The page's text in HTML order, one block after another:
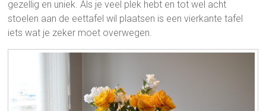
gezellig en uniek. Als je veel plek hebt en tot wel acht
stoelen aan de eettafel wil plaatsen is een vierkante tafel
iets wat je zeker moet overwegen.